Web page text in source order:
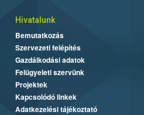
Hivatalunk
Bemutatkozás
Szervezeti felépítés
Gazdálkodási adatok
Felügyeleti szervünk
Projektek
Kapcsolódó linkek
Adatkezelési tájékoztató